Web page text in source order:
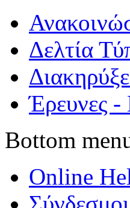
Δελτία
Έρευνες -
Bottom
Online